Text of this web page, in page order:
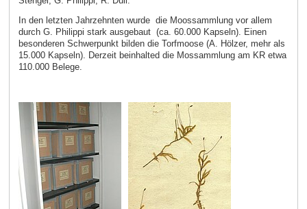
In den letzten Jahrzehnten wurde die Moossammlung vor allem
durch G. Philippi stark ausgebaut (ca. 60.000 Kapseln). Einen
besonderen Schwerpunkt bilden die Torfmoose (A. Hölzer, mehr als
15.000 Kapseln). Derzeit beinhalted die Mossammlung am KR etwa
110.000 Belege.